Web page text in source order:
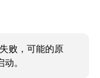
败，可能的原
。